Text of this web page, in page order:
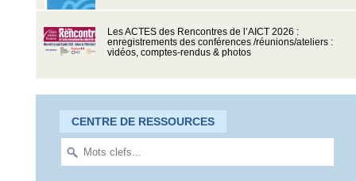
Les ACTES des Rencontres de l’AICT 2026 :
enregistrements des conférences /réunions/ateliers :
vidéos, comptes-rendus & photos
CENTRE DE RESSOURCES